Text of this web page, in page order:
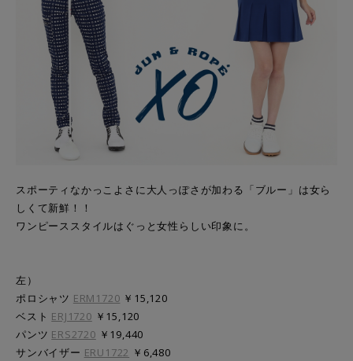
スポーティなかっこよさに大人っぽさが加わる「ブルー」は女ら
しくて新鮮！！
ワンピーススタイルはぐっと女性らしい印象に。
左）
ポロシャツ ERM1720 ￥15,120
ベスト ERJ1720 ￥15,120
パンツ ERS2720 ￥19,440
サンバイザー ERU1722 ￥6,480